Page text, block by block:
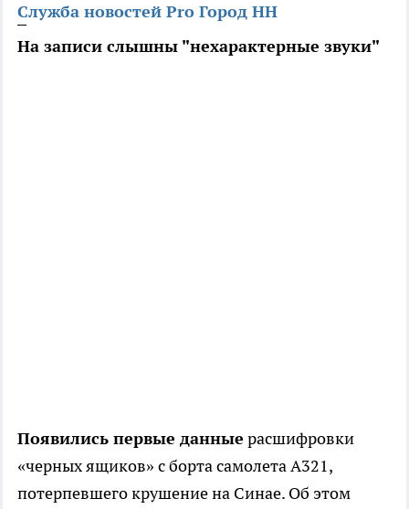
Служба новостей Pro Город НН
На записи слышны "нехарактерные звуки"
Появились первые данные расшифровки
«черных ящиков» с борта самолета А321,
потерпевшего крушение на Синае. Об этом